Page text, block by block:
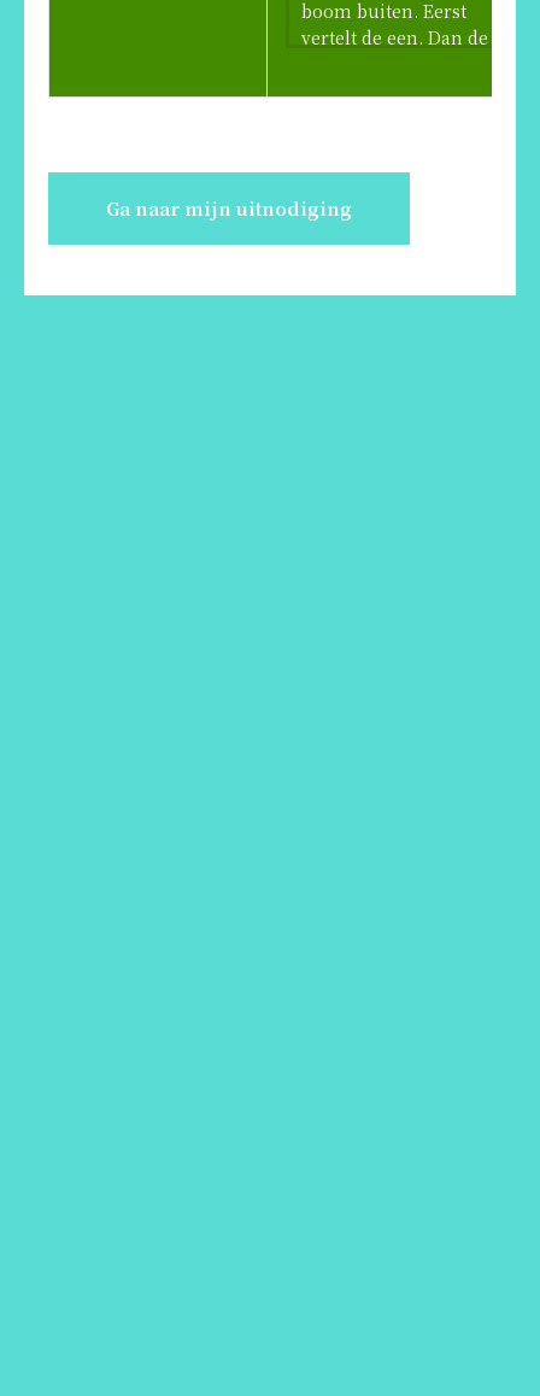
Ga naar mijn uitnodiging